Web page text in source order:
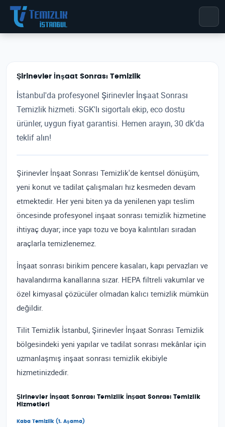
Şirinevler İnşaat Sonrası Temizlik
İstanbul'da profesyonel Şirinevler İnşaat Sonrası
Temizlik hizmeti. SGK'lı sigortalı ekip, eco dostu
ürünler, uygun fiyat garantisi. Hemen arayın, 30 dk'da
teklif alın!
Şirinevler İnşaat Sonrası Temizlik'de kentsel dönüşüm,
yeni konut ve tadilat çalışmaları hız kesmeden devam
etmektedir. Her yeni biten ya da yenilenen yapı teslim
öncesinde profesyonel inşaat sonrası temizlik hizmetine
ihtiyaç duyar; ince yapı tozu ve boya kalıntıları sıradan
araçlarla temizlenemez.
İnşaat sonrası birikim pencere kasaları, kapı pervazları ve
havalandırma kanallarına sızar. HEPA filtreli vakumlar ve
özel kimyasal çözücüler olmadan kalıcı temizlik mümkün
değildir.
Tilit Temizlik İstanbul, Şirinevler İnşaat Sonrası Temizlik
bölgesindeki yeni yapılar ve tadilat sonrası mekânlar için
uzmanlaşmış inşaat sonrası temizlik ekibiyle
hizmetinizdedir.
Şirinevler İnşaat Sonrası Temizlik İnşaat Sonrası Temizlik
Hizmetleri
Kaba Temizlik (1. Aşama)